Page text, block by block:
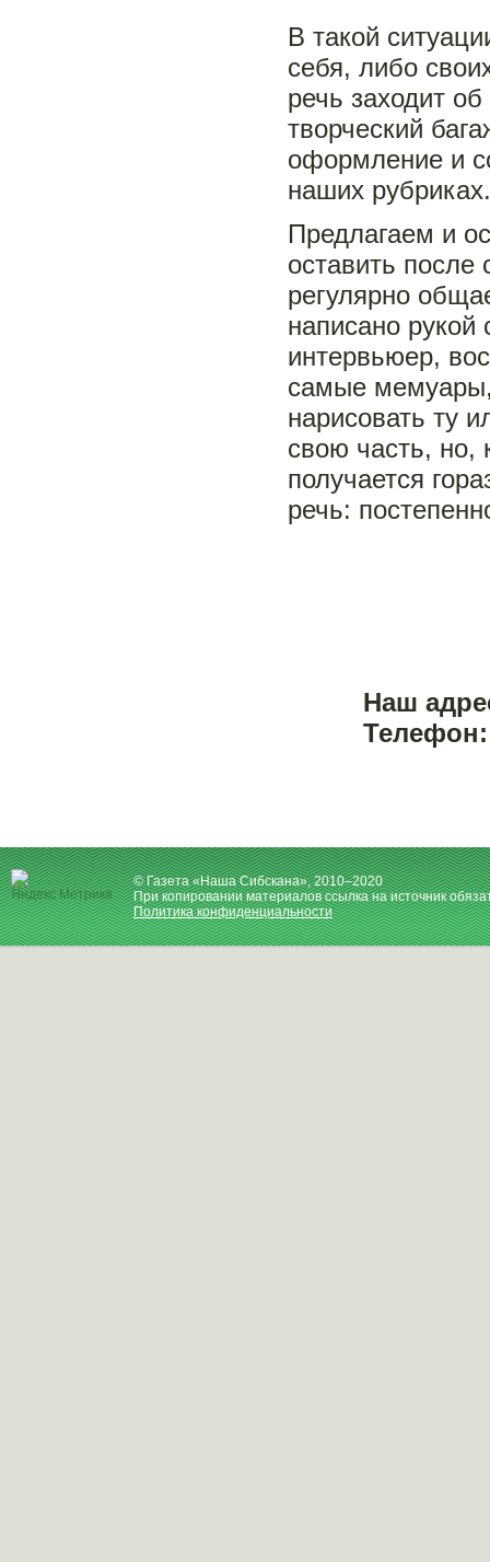
В такой
себя, либо
речь заходит
творческий
оформление и
наших рубриках.
Предлагаем и
оставить
регулярно
написано рукой
интервьюер,
самые мемуары,
нарисовать ту
свою часть, но,
получается
речь:
Наш
Телефон:
© Газета «Наша Сибскана», 2010–2020
При копировании материалов ссылка на источник
Политика конфиденциальности